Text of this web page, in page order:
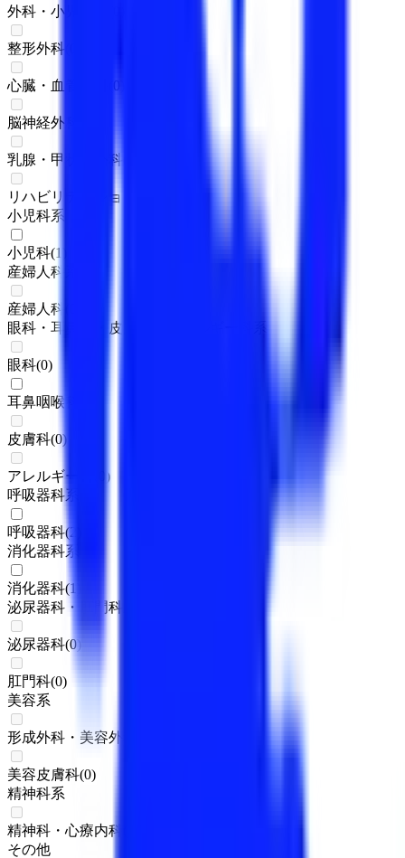
外科・小児外科
整形外科
心臓・血管外科 0
脳神経外科
乳腺・甲状腺外科
リハビリテーション科
小児科系
小児科(1
産婦人科系
産婦人科
眼科・耳鼻科・皮膚科・アレルギー科系
眼科(0)
耳鼻咽喉科
皮膚科(0)
アレルギー科
)
呼吸器科系
呼吸器科(2
消化器科系
消化器科(1
泌尿器科・肛門科系
泌尿器科(0)
肛門科(0)
美容系
形成外科・美容外科
美容皮膚科(0)
精神科系
精神科・心療内科
その他